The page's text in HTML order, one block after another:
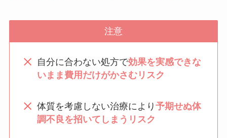
注意
自分に合わない処方で効果を実感できな
いまま費用だけがかさむリスク
体質を考慮しない治療により 予期せぬ体
調不良を招いてしまうリスク